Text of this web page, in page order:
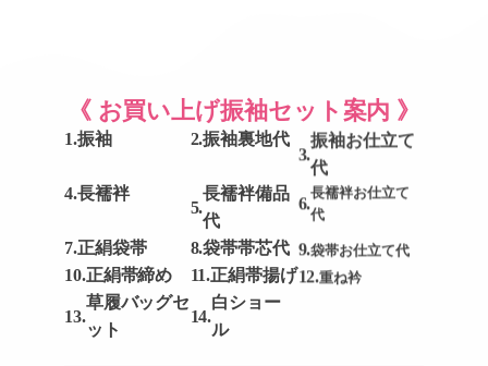
《 お買い上げ振袖セット案内 》
1.振袖 2.振袖裏地代
3.
振袖お仕立て
代
4.長襦袢
5.
長襦袢備品
代
6.
長襦袢お仕立て
代
7.正絹袋帯 8.袋帯帯芯代 9.袋帯お仕立て代
10.正絹帯締め 11.正絹帯揚げ12.重ね衿
13.
草履バッグセ
ット
14.
白ショー
ル